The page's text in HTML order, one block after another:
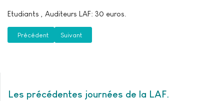
Etudiants , Auditeurs LAF: 30 euros.
Article précédent : Mai 2008, Paris : Le sujet est-il négociable dans
Précédent Article suivant : Septembre 2007, Paris : Adultères
Suivant
Les précédentes journées de la LAF